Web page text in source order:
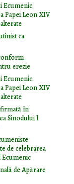
Ecumenic.
Papei Leon XIV
ca
erezie
Ecumenic.
Papei Leon XIV
în
Sinodului I
de celebrarea
de Apărare